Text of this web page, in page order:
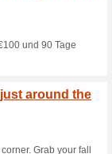
die